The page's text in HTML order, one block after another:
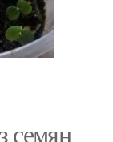
семян